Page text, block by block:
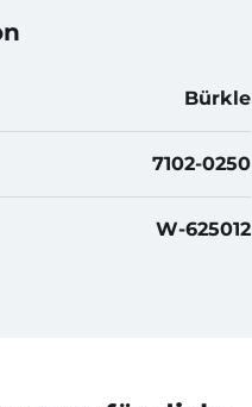
Bürkle
7102-0250
W-625012